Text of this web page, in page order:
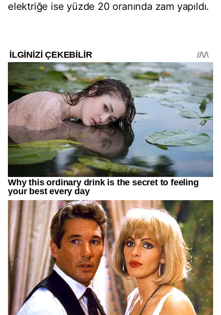
elektriğe ise yüzde 20 oranında zam yapıldı.